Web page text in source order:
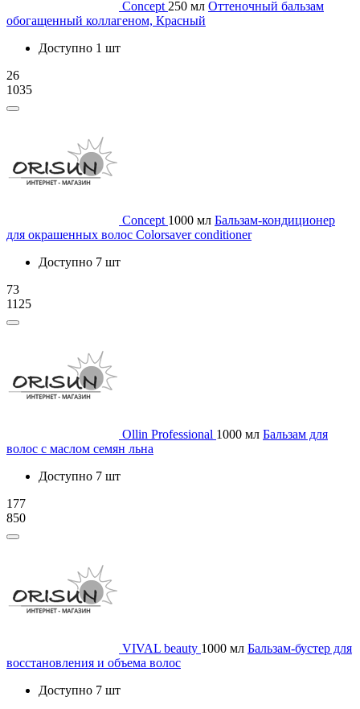
Concept 250 мл Оттеночный бальзам
обогащенный коллагеном, Красный
Доступно 1 шт
26
1035
Concept 1000 мл Бальзам-кондиционер
для окрашенных волос Сolorsaver conditioner
Доступно 7 шт
73
1125
Ollin Professional 1000 мл Бальзам для
волос с маслом семян льна
Доступно 7 шт
177
850
VIVAL beauty 1000 мл Бальзам-бустер для
восстановления и объема волос
Доступно 7 шт